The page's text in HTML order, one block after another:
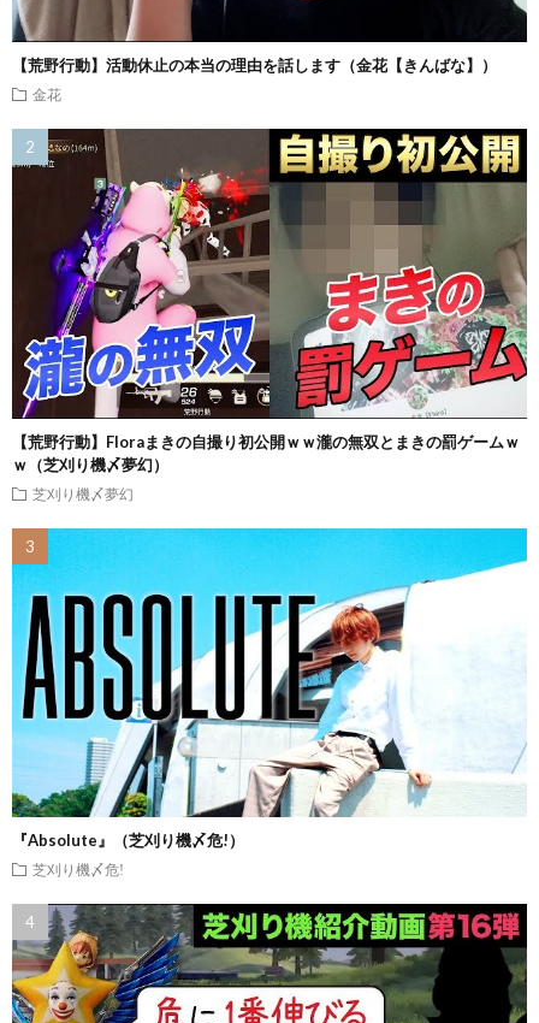
【荒野行動】活動休止の本当の理由を話します（金花【きんばな】）
金花
【荒野行動】Floraまきの自撮り初公開ｗｗ瀧の無双とまきの罰ゲームｗ
ｗ（芝刈り機〆夢幻）
芝刈り機〆夢幻
『Absolute』（芝刈り機〆危!）
芝刈り機〆危!